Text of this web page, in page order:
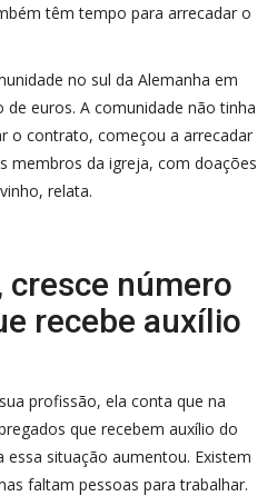
têm tempo para arrecadar o
no sul da Alemanha em
euros. A comunidade não tinha
o contrato, começou a arrecadar
membros da igreja, com doações
relata.
cresce número
recebe auxílio
profissão, ela conta que na
que recebem auxílio do
essa situação aumentou. Existem
faltam pessoas para trabalhar.